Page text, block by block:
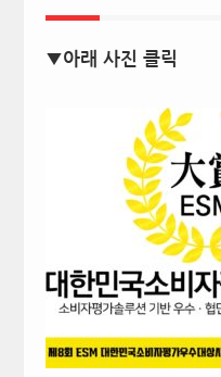
▼아래 사진 클릭